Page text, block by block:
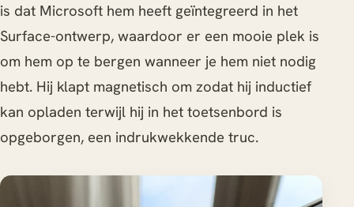
is dat Microsoft hem heeft geïntegreerd in het
Surface-ontwerp, waardoor er een mooie plek is
om hem op te bergen wanneer je hem niet nodig
hebt. Hij klapt magnetisch om zodat hij inductief
kan opladen terwijl hij in het toetsenbord is
opgeborgen, een indrukwekkende truc.